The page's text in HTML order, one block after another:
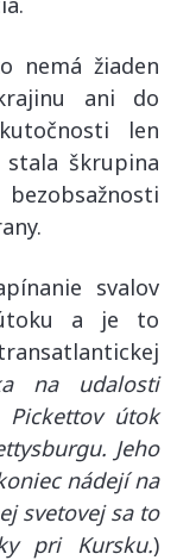
nemá žiaden
ani do
len
stala škrupina
svalov
útoku a je to
na udalosti
útok
Jeho
nádejí na
svetovej sa to
pri Kursku.)